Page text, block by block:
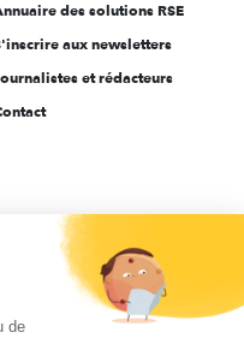
des solutions RSE
aux newsletters
et rédacteurs
de